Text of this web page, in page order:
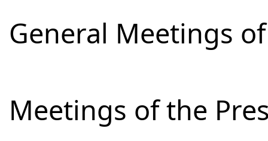
General Meetings
Meetings of the